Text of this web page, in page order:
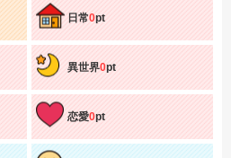
日常0pt
異世界0pt
恋愛0pt